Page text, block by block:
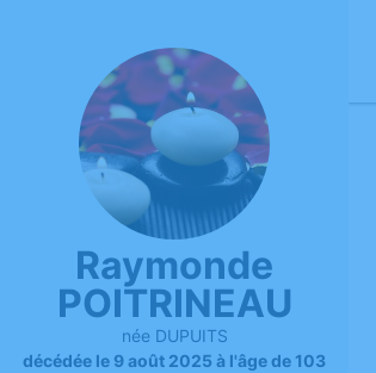
Raymonde
POITRINEAU
née DUPUITS
décédée le 9 août 2025 à l'âge de 103